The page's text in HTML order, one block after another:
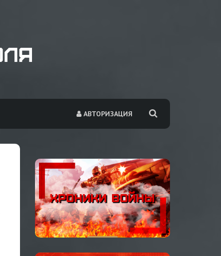
АВТОРИЗАЦИЯ